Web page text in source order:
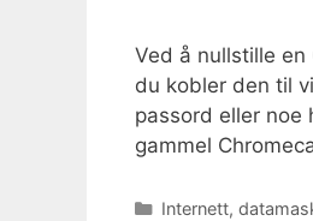
Ved å nullstille
du kobler den til
passord eller noe
gammel
Kategorier
Internett,